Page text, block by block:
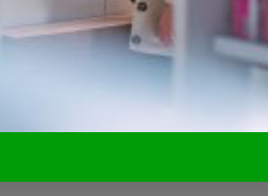
BÂLE - Aucun nouveau cas de
n'a été signalé mardi à Bâle-Ville
flambée des deux dernières semaines.